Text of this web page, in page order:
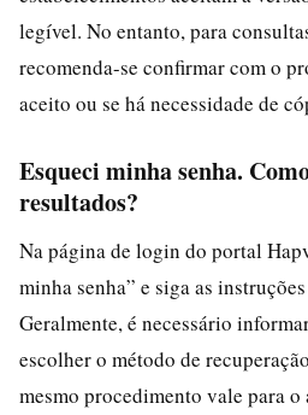
legível. No entanto, para
recomenda-se confirmar com o
aceito ou se há necessidade de
Esqueci minha senha.
resultados?
Na página de login do portal
minha senha” e siga as
Geralmente, é necessário
escolher o método de
mesmo procedimento vale para